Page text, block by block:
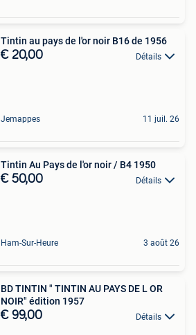
Tintin au pays de l'or noir B16 de 1956
€ 20,00 Détails
Jemappes 11 juil. 26
Tintin Au Pays de l'or noir / B4 1950
€ 50,00 Détails
Ham-Sur-Heure 3 août 26
BD TINTIN " TINTIN AU PAYS DE L OR
NOIR" édition 1957
€ 99,00 Détails